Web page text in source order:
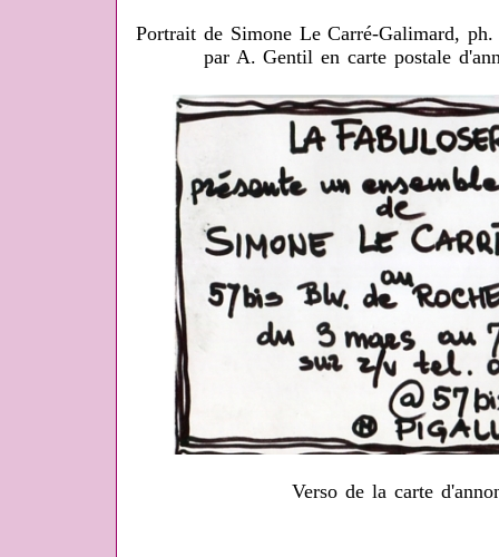
Portrait de Simone Le Carré-Galimard,
par A. Gentil en carte postale
Verso de la carte